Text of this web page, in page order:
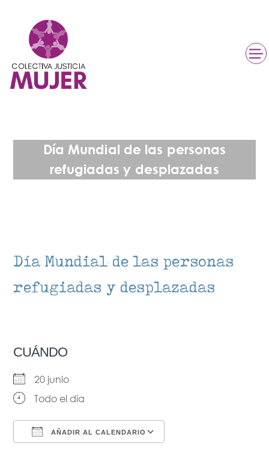
Día Mundial de las personas
refugiadas y desplazadas
Día Mundial de las personas
refugiadas y desplazadas
CUÁNDO
20 junio
Todo el día
AÑADIR AL CALENDARIO